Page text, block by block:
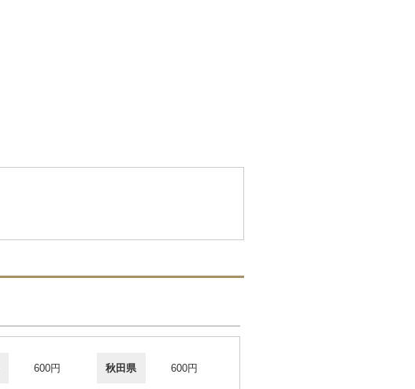
600円 秋田県 600円